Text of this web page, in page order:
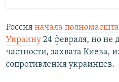
Россия начала
Украину 24 февраля, но не
частности, захвата Киева,
сопротивления украинцев.